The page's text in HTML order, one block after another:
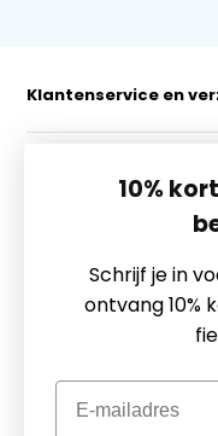
Klantenservice en
Contact
10%
Schrijf je in
ontvang 10%
Email